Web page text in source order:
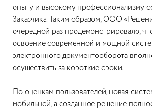
опыту и высокому профессионализму
Заказчика. Таким образом, ООО
очередной раз продемонстрировало,
освоение современной и мощной
электронного документооборота
осуществить за короткие сроки.
По оценкам пользователей, новая
мобильной, а созданное решение